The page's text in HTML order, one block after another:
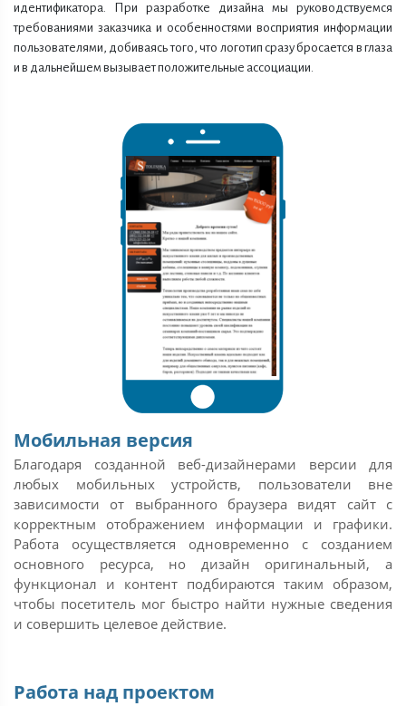
идентификатора. При разработке дизайна мы руководствуемся
требованиями заказчика и особенностями восприятия информации
пользователями, добиваясь того, что логотип сразу бросается в глаза
и в дальнейшем вызывает положительные ассоциации.
Мобильная версия
Благодаря созданной веб-дизайнерами версии для
любых мобильных устройств, пользователи вне
зависимости от выбранного браузера видят сайт с
корректным отображением информации и графики.
Работа осуществляется одновременно с созданием
основного ресурса, но дизайн оригинальный, а
функционал и контент подбираются таким образом,
чтобы посетитель мог быстро найти нужные сведения
и совершить целевое действие.
Работа над проектом